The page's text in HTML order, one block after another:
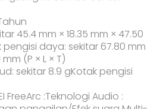
45.4 mm × 18.35 mm × 47.50
pengisi daya: sekitar 67.80 mm
(P × L × T)
sekitar 8.9 gKotak pengisi
FreeArc :Teknologi Audio :